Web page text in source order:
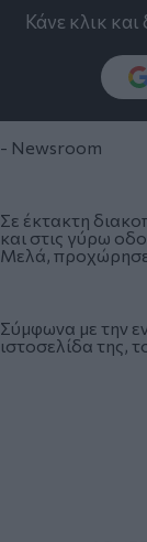
Κάνε κλικ
- Newsroom
Σε έκτακτη
και στις γύρω
Μελά,
Σύμφωνα με την
ιστοσελίδα της,